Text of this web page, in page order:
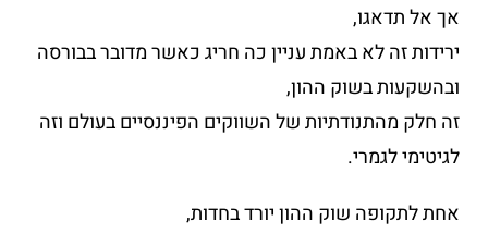
אך אל תדאגו,
ירידות זה לא באמת עניין כה חריג כאשר מדובר בבורסה
ובהשקעות בשוק ההון,
זה חלק מהתנודתיות של השווקים הפיננסיים בעולם וזה
לגיטימי לגמרי.
אחת לתקופה שוק ההון יורד בחדות,